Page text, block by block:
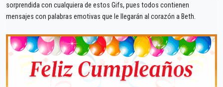
sorprendida con cualquiera de estos Gifs, pues todos contienen
mensajes con palabras emotivas que le llegarán al corazón a Beth.